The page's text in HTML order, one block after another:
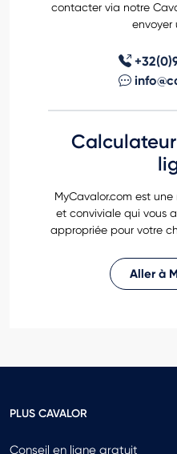
contacter via notre
envoyer
MyCavalor.com est
et conviviale qui vous
appropriée pour votre
Aller à
PLUS CAVALOR
Conseil en ligne gratuit